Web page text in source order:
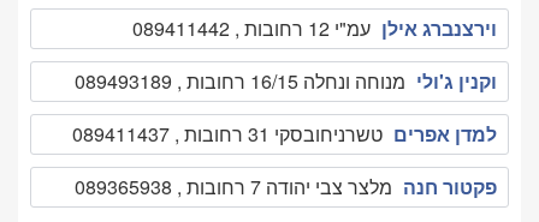
וירצנברג אילן עמ"י 12 רחובות , 089411442
וקנין ג'ולי מנוחה ונחלה 16/15 רחובות , 089493189
למדן אפרים טשרניחובסקי 31 רחובות , 089411437
פקטור חנה מלצר צבי יהודה 7 רחובות , 089365938